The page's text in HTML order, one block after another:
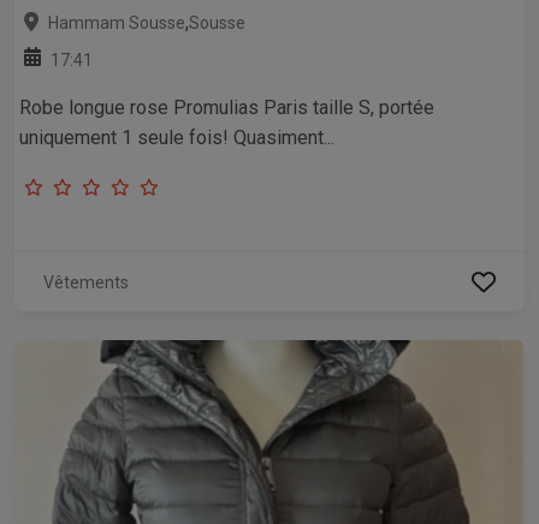
Hammam Sousse,Sousse
17:41
Robe longue rose Promulias Paris taille S, portée
uniquement 1 seule fois! Quasiment...
Vêtements